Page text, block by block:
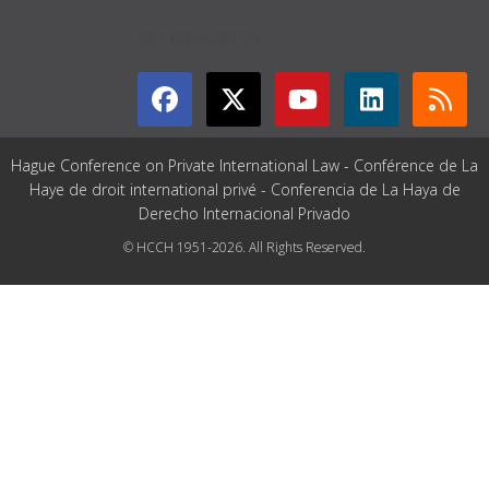
Hague Conference on Private International Law - Conférence de La
Haye de droit international privé - Conferencia de La Haya de
Derecho Internacional Privado
© HCCH 1951-2026. All Rights Reserved.